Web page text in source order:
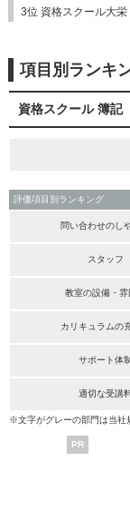
3位 資格スクール大栄
項目別ランキ
資格スクール 簿記
評価項目別ランキング
問い合わせのし
スタッフ
教室の設備・雰
カリキュラムの
サポート体制
適切な受講
※文字がグレーの部門は当社
PR